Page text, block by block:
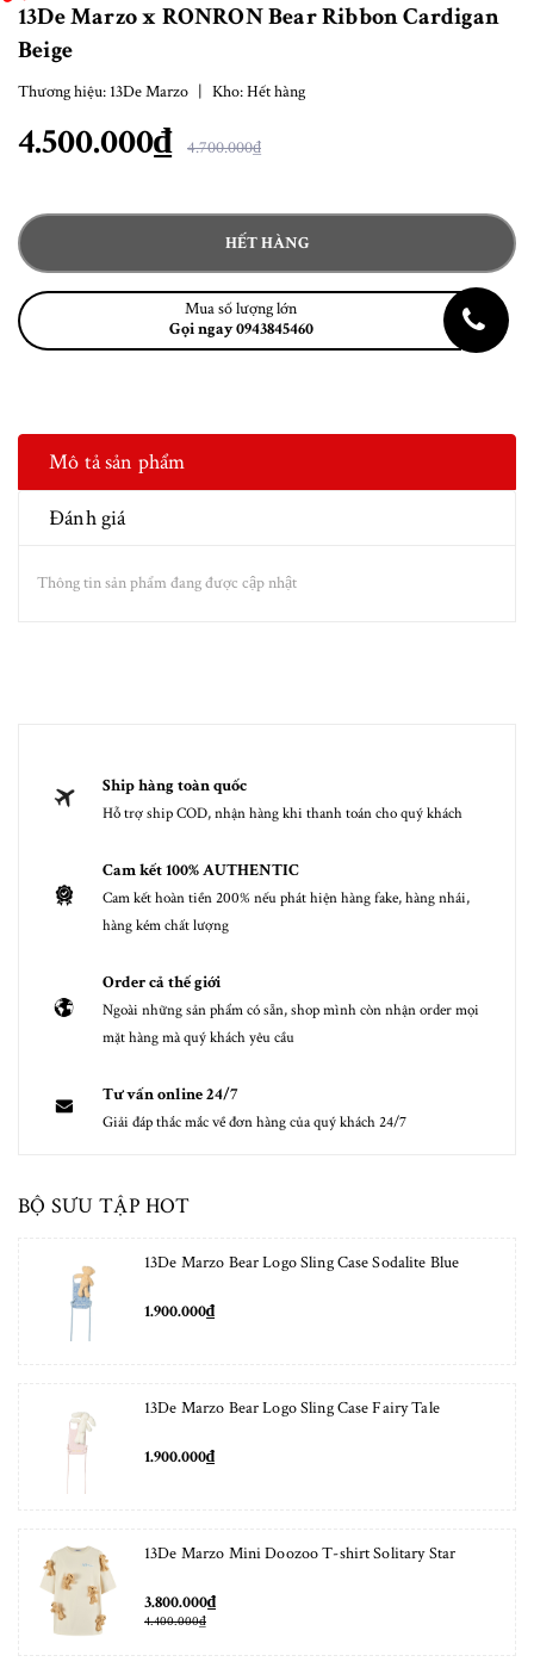
13De Marzo x RONRON Bear Ribbon Cardigan
Beige
Thương hiệu: 13De Marzo | Kho:Hết hàng
4.500.000₫ 4.700.000₫
HẾT HÀNG
Mua số lượng lớn
Gọi ngay 0943845460
Mô tả sản phẩm
Đánh giá
Thông tin sản phẩm đang được cập nhật
Ship hàng toàn quốc
Hỗ trợ ship COD, nhận hàng khi thanh toán cho quý khách
Cam kết 100% AUTHENTIC
Cam kết hoàn tiền 200% nếu phát hiện hàng fake, hàng nhái,
hàng kém chất lượng
Order cả thế giới
Ngoài những sản phẩm có sẵn, shop mình còn nhận order mọi
mặt hàng mà quý khách yêu cầu
Tư vấn online 24/7
Giải đáp thắc mắc về đơn hàng của quý khách 24/7
BỘ SƯU TẬP HOT
13De Marzo Bear Logo Sling Case Sodalite Blue
1.900.000₫
13De Marzo Bear Logo Sling Case Fairy Tale
1.900.000₫
13De Marzo Mini Doozoo T-shirt Solitary Star
3.800.000₫
4.400.000₫